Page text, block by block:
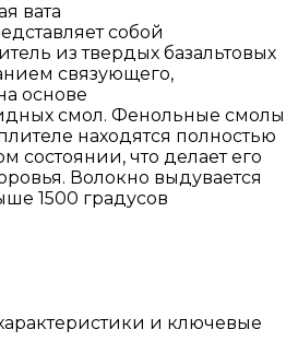
вата
собой
из твердых базальтовых
связующего,
основе
смол. Фенольные смолы
находятся полностью
состоянии, что делает его
Волокно выдувается
1500 градусов